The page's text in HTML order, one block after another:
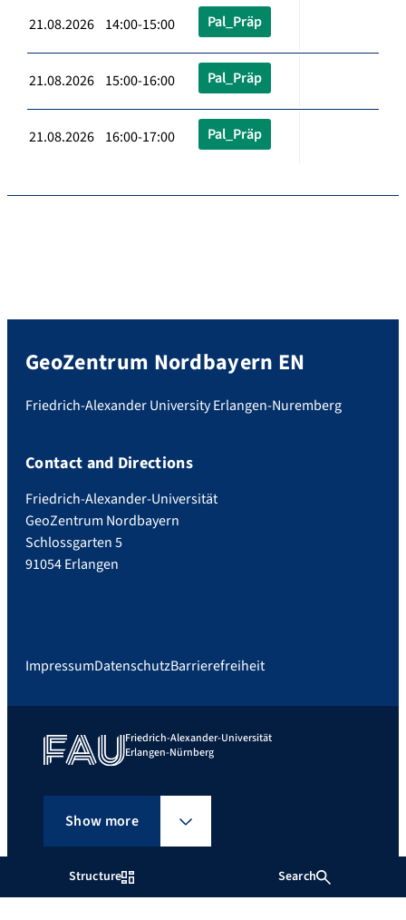
Structure Search
21.08.2026 14:00-15:00 Pal_Präp
21.08.2026 15:00-16:00 Pal_Präp
21.08.2026 16:00-17:00 Pal_Präp
GeoZentrum Nordbayern EN
Friedrich-Alexander University Erlangen-Nuremberg
Contact and Directions
Friedrich-Alexander-Universität
GeoZentrum Nordbayern
Schlossgarten 5
91054 Erlangen
ImpressumDatenschutzBarrierefreiheit
Friedrich-Alexander-Universität
Erlangen-Nürnberg
Show more